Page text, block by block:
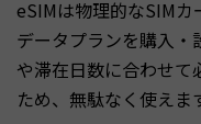
eSIMは物理的なSIM
データプランを購入・
や滞在日数に合わせて
ため、無駄なく使えま